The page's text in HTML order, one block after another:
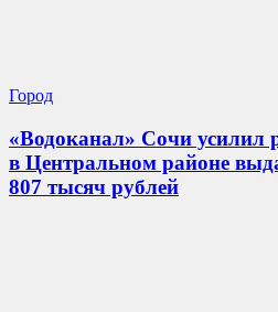
Город
«Водоканал» Сочи
в Центральном районе
807 тысяч рублей